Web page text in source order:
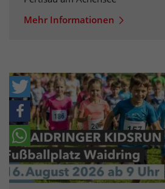
Mehr Informationen